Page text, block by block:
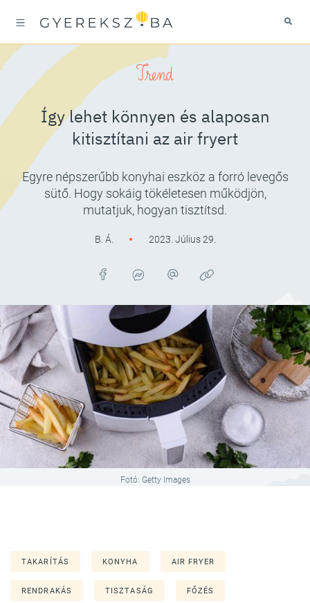
Trend
Így lehet könnyen és alaposan
kitisztítani az air fryert
Egyre népszerűbb konyhai eszköz a forró levegős
sütő. Hogy sokáig tökéletesen működjön,
mutatjuk, hogyan tisztítsd.
B. Á. 2023. Július 29.
Fotó: Getty Images
TAKARÍTÁS KONYHA AIR FRYER
RENDRAKÁS TISZTASÁG FŐZÉS